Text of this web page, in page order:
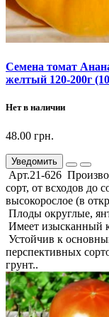
Семена томат
желтый 120-200г
Нет в наличии
48.00 грн.
Уведомить
Арт.21-626
сорт, от всходов до
высокорослое (в
Плоды округлые,
Имеет изысканный
Устойчив к
перспективных
грунт..